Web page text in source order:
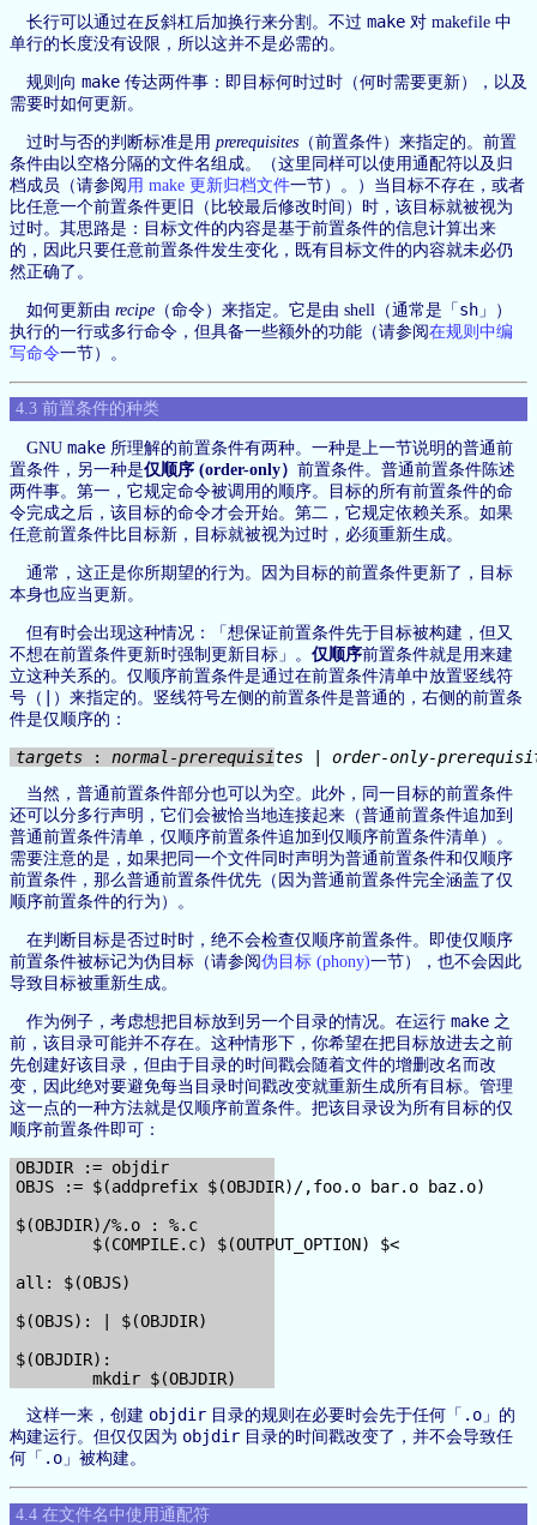
长行可以通过在反斜杠后加换行来分割。不过 make 对 makefile 中
单行的长度没有设限，所以这并不是必需的。
规则向 make 传达两件事：即目标何时过时（何时需要更新），以及
需要时如何更新。
过时与否的判断标准是用 prerequisites （前置条件）来指定的。前置
条件由以空格分隔的文件名组成。（这里同样可以使用通配符以及归
档成员（请参阅 用 make 更新归档文件一节）。）当目标不存在，或者
比任意一个前置条件更旧（比较最后修改时间）时，该目标就被视为
过时。其思路是：目标文件的内容是基于前置条件的信息计算出来
的，因此只要任意前置条件发生变化，既有目标文件的内容就未必仍
然正确了。
如何更新由 recipe （命令）来指定。它是由 shell（通常是「 sh 」）
执行的一行或多行命令，但具备一些额外的功能（请参阅在规则中编
写命令一节）。
4.3 前置条件的种类
GNU make 所理解的前置条件有两种。一种是上一节说明的普通前
置条件，另一种是仅顺序 (order-only） 前置条件。普通前置条件陈述
两件事。第一，它规定命令被调用的顺序。目标的所有前置条件的命
令完成之后，该目标的命令才会开始。第二，它规定依赖关系。如果
任意前置条件比目标新，目标就被视为过时，必须重新生成。
通常，这正是你所期望的行为。因为目标的前置条件更新了，目标
本身也应当更新。
但有时会出现这种情况：「想保证前置条件先于目标被构建，但又
不想在前置条件更新时强制更新目标」。 仅顺序前置条件就是用来建
立这种关系的。仅顺序前置条件是通过在前置条件清单中放置竖线符
号（
）来指定的。竖线符号左侧的前置条件是普通的，右侧的前置条
件是仅顺序的：
targets : normal-prerequisites order-only-
当然，普通前置条件部分也可以为空。此外，同一目标的前置条件
还可以分多行声明，它们会被恰当地连接起来（普通前置条件追加到
普通前置条件清单，仅顺序前置条件追加到仅顺序前置条件清单）。
需要注意的是，如果把同一个文件同时声明为普通前置条件和仅顺序
前置条件，那么普通前置条件优先（因为普通前置条件完全涵盖了仅
顺序前置条件的行为）。
在判断目标是否过时时，绝不会检查仅顺序前置条件。即使仅顺序
前置条件被标记为伪目标（请参阅伪目标 (phony)一节），也不会因此
导致目标被重新生成。
作为例子，考虑想把目标放到另一个目录的情况。在运行 make 之
前，该目录可能并不存在。这种情形下，你希望在把目标放进去之前
先创建好该目录，但由于目录的时间戳会随着文件的增删改名而改
变，因此绝对要避免每当目录时间戳改变就重新生成所有目标。管理
这一点的一种方法就是仅顺序前置条件。把该目录设为所有目标的仅
顺序前置条件即可：
OBJDIR := objdir
OBJS := $(addprefix $(OBJDIR)/,foo.o bar.o baz.o)
$(OBJDIR)/%.o : %.c
        $(COMPILE.c) $(OUTPUT_OPTION) $<
all: $(OBJS)
$(OBJS): | $(OBJDIR)
$(OBJDIR):
这样一来，创建 objdir 目录的规则在必要时会先于任何「 .o 」的
构建运行。但仅仅因为 objdir 目录的时间戳改变了，并不会导致任
何「 .o 」被构建。
4.4 在文件名中使用通配符